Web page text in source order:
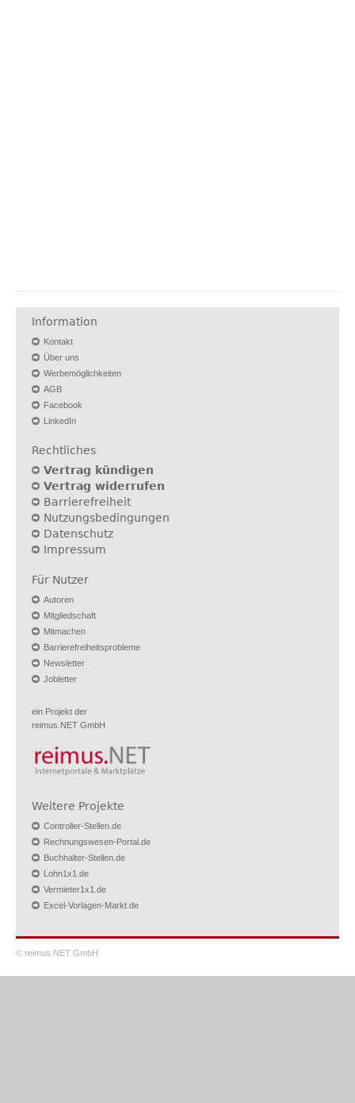
Information
Kontakt
Über uns
Werbemöglichkeiten
AGB
Facebook
LinkedIn
Rechtliches
Vertrag kündigen
Vertrag widerrufen
Barrierefreiheit
Nutzungsbedingungen
Datenschutz
Impressum
Für Nutzer
Autoren
Mitgliedschaft
Mitmachen
Barrierefreiheitsprobleme
Newsletter
Jobletter
ein Projekt der
reimus.NET GmbH
Weitere Projekte
Controller-Stellen.de
Rechnungswesen-Portal.de
Buchhalter-Stellen.de
Lohn1x1.de
Vermieter1x1.de
Excel-Vorlagen-Markt.de
© reimus.NET GmbH